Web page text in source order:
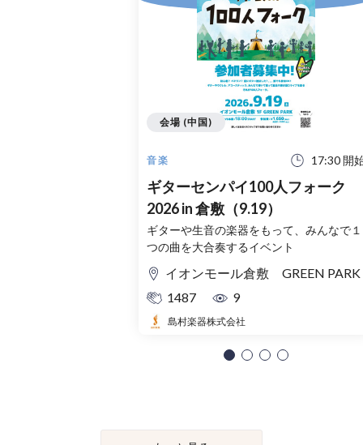
音楽 17:30 開
ギターセンパイ100人フォーク
2026 in 倉敷（9.19）
ギターや生音の楽器をもって、みんなで１
つの曲を大合奏するイベント
イオンモール倉敷 GREEN PARK
1487
9
島村楽器株式会社
会場 (中国)